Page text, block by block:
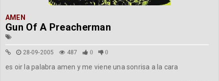
AMEN
Gun Of A Preacherman
28-09-2005 487 0 0
es oir la palabra amen y me viene una sonrisa a la cara